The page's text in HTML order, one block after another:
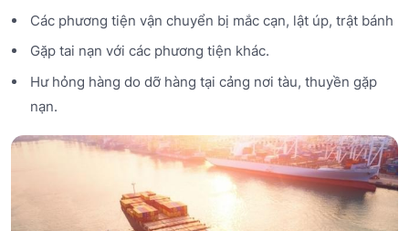
Các phương tiện vận chuyển bị mắc cạn, lật úp, trật bánh
Gặp tai nạn với các phương tiện khác.
Hư hỏng hàng do dỡ hàng tại cảng nơi tàu, thuyền gặp
nạn.